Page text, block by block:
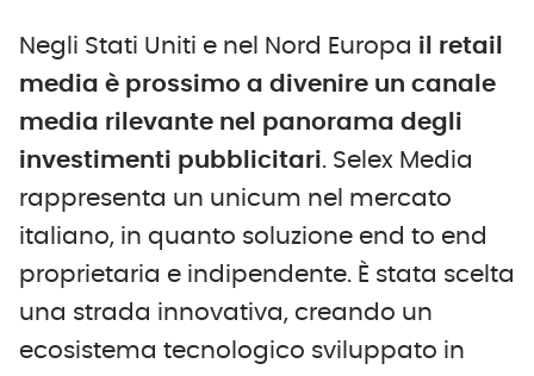
Negli Stati Uniti e nel Nord Europa il retail
media è prossimo a divenire un canale
media rilevante nel panorama degli
investimenti pubblicitari. Selex Media
rappresenta un unicum nel mercato
italiano, in quanto soluzione end to end
proprietaria e indipendente. È stata scelta
una strada innovativa, creando un
ecosistema tecnologico sviluppato in